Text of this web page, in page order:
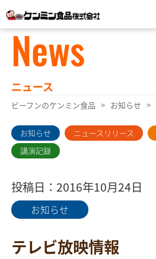
News
ニュース
ビーフンのケンミン食品 お知らせ
お知らせ ニュースリリース
講演記録
投稿日：2016年10月24日
お知らせ
テレビ放映情報